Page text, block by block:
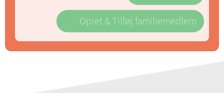
Opret & Tilføj familiemedlem